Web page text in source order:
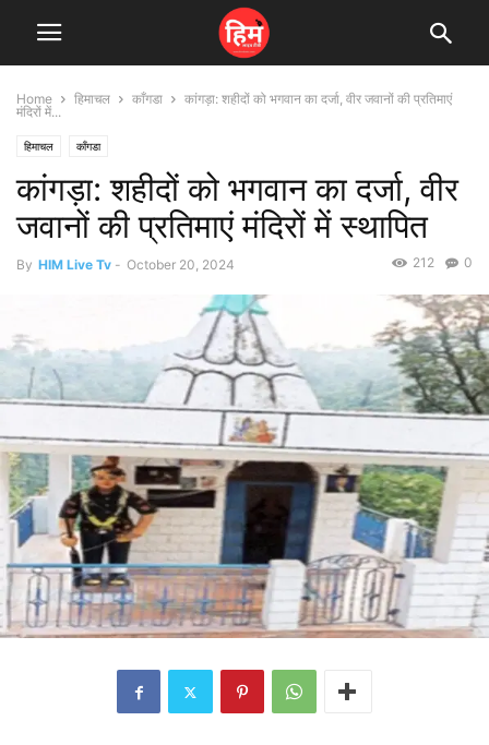
Home हिमाचल काँगडा
कांगड़ा: शहीदों को भगवान का दर्जा, वीर जवानों की प्रतिमाएं
मंदिरों में...
हिमाचल काँगडा
कांगड़ा: शहीदों को भगवान का दर्जा, वीर
जवानों की प्रतिमाएं मंदिरों में स्थापित
By HIM Live Tv - October 20, 2024 0
212